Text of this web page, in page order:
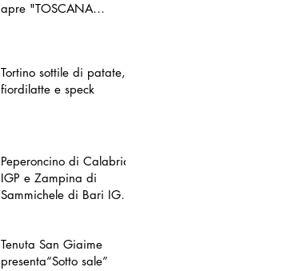
apre "TOSCANA
Tortino sottile di patate,
fiordilatte e speck
Peperoncino di Calabria
IGP e Zampina di
Sammichele di Bari IGP
Tenuta San Giaime
presenta“Sotto sale”